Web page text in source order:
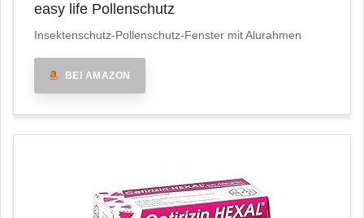
easy life Pollenschutz
Insektenschutz-Pollenschutz-Fenster mit Alurahmen
BEI AMAZON